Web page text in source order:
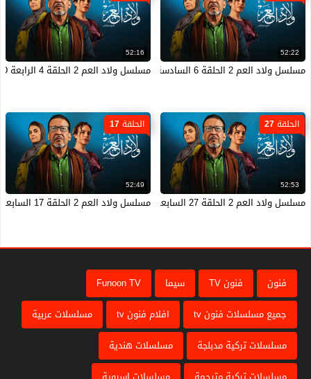
52:22
مسلسل ولاد العم 2 الحلقة 6 السادسة HD
52:16
مسلسل ولاد العم 2 الحلقة 4 الرابعة HD
52:53
الحلقة 27
مسلسل ولاد العم 2 الحلقة 27 السابعة والعشرون HD
52:49
الحلقة 17
مسلسل ولاد العم 2 الحلقة 17 السابعة عشر HD
فنون فنون TV سيما
Funoon TV
جميع مسلسلات فنون tv
افلام فنون tv
مسلسلات عربية
مسلسلات تركية مدبلجة
مسلسلات هندية